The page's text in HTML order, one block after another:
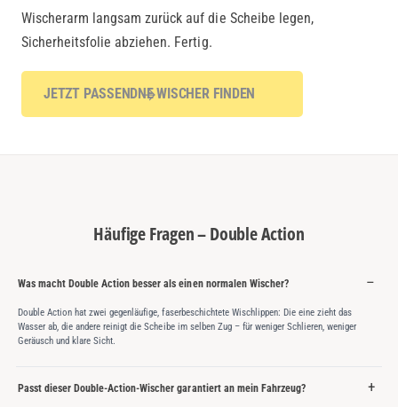
Wischerarm langsam zurück auf die Scheibe legen,
Sicherheitsfolie abziehen. Fertig.
JETZT PASSENDNE WISCHER FINDEN
Häufige Fragen – Double Action
Was macht Double Action besser als einen normalen Wischer?
Double Action hat zwei gegenläufige, faserbeschichtete Wischlippen: Die eine zieht das
Wasser ab, die andere reinigt die Scheibe im selben Zug – für weniger Schlieren, weniger
Geräusch und klare Sicht.
Passt dieser Double-Action-Wischer garantiert an mein Fahrzeug?